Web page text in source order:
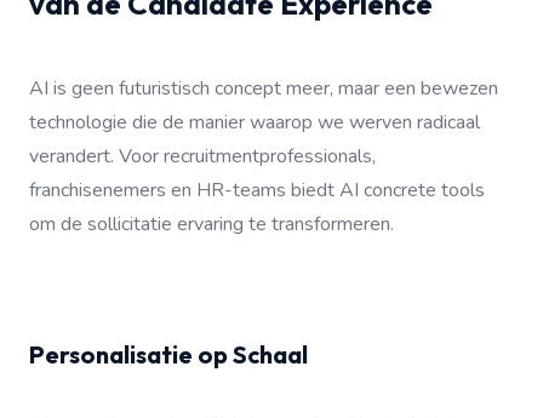
AI is geen futuristisch concept meer, maar een bewezen
technologie die de manier waarop we werven radicaal
verandert. Voor recruitmentprofessionals,
franchisenemers en HR-teams biedt AI concrete tools
om de sollicitatie ervaring te transformeren.
Personalisatie op Schaal